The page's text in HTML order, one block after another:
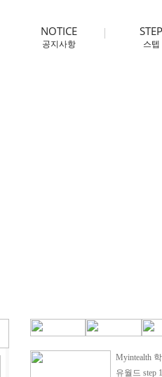
NOTICE
공지사항 스텝
Myintealth
유월드 step